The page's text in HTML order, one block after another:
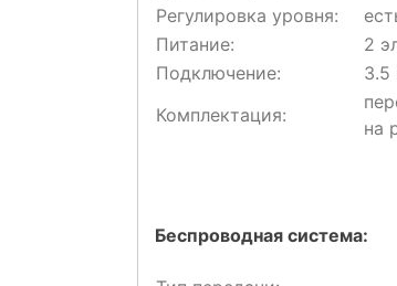
Регулировка уровня:
Питание:
2
Подключение:
3.5
Комплектация:
на
Беспроводная система: